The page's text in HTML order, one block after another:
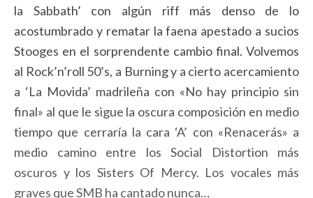
la Sabbath’ con algún riff más denso de lo
acostumbrado y rematar la faena apestado a sucios
Stooges en el sorprendente cambio final. Volvemos
al Rock’n’roll 50’s, a Burning y a cierto acercamiento
a ‘La Movida’ madrileña con «No hay principio sin
final» al que le sigue la oscura composición en medio
tiempo que cerraría la cara ‘A’ con «Renacerás» a
medio camino entre los Social Distortion más
oscuros y los Sisters Of Mercy. Los vocales más
graves que SMB ha cantado nunca…